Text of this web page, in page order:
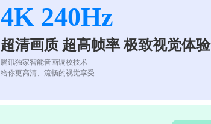
4K 240Hz
超清画质 超高帧率 极致视觉体验
腾讯独家智能音画调校技术
给你更高清、流畅的视觉享受